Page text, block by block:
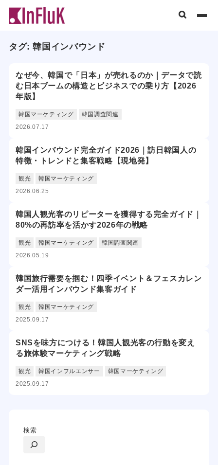
タグ:韓国インバウンド
なぜ今、韓国で「日本」が売れるのか｜データで読
む日本ブームの構造とビジネスでの乗り方【2026
年版】
韓国マーケティング
韓国調査関連
2026.07.17
韓国インバウンド完全ガイド2026｜訪日韓国人の
特徴・トレンドと集客戦略【現地発】
観光
韓国マーケティング
2026.06.25
韓国人観光客のリピーターを獲得する完全ガイド｜
80%の再訪率を活かす2026年の戦略
観光 韓国マーケティング
韓国調査関連
2026.05.19
韓国旅行需要を掴む！四季イベント＆フェスカレン
ダー活用インバウンド集客ガイド
観光
韓国マーケティング
2025.09.17
SNSを味方につける！韓国人観光客の行動を変え
る旅体験マーケティング戦略
観光 韓国インフルエンサー
韓国マーケティング
2025.09.17
検索